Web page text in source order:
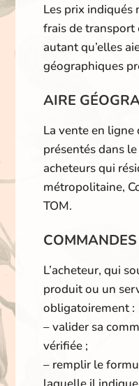
Les prix indiqués
frais de
autant qu’elles
géographiques
AIRE
La vente en
présentés dans
acheteurs qui
métropolitaine,
TOM.
COMMANDES
L’acheteur, qui
produit ou un
obligatoirement :
– valider sa
vérifiée ;
– remplir le